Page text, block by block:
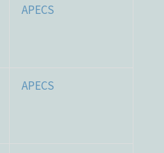
APECS
APECS